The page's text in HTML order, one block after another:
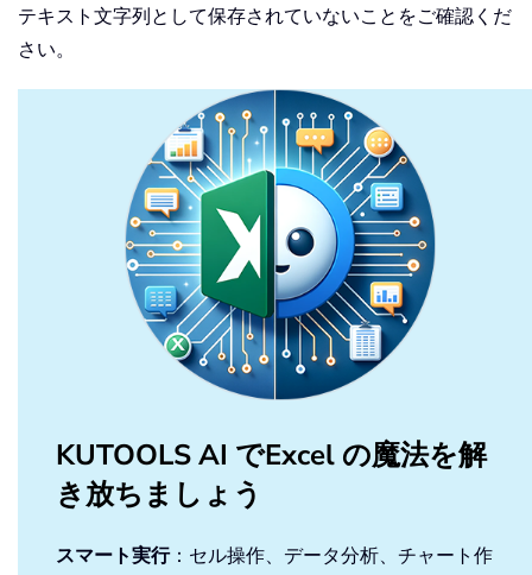
テキスト文字列として保存されていないことをご確認くだ
さい。
KUTOOLS AI でExcel の魔法を解
き放ちましょう
スマート実行：セル操作、データ分析、チャート作